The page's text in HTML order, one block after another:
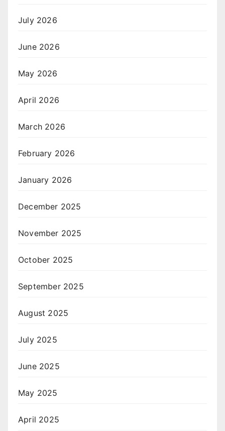
July 2026
June 2026
May 2026
April 2026
March 2026
February 2026
January 2026
December 2025
November 2025
October 2025
September 2025
August 2025
July 2025
June 2025
May 2025
April 2025